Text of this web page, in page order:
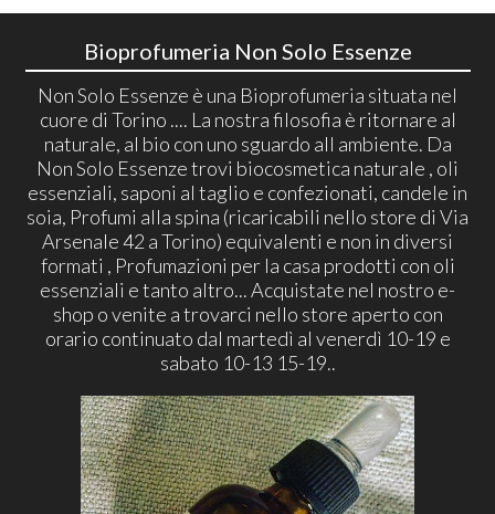
Bioprofumeria Non Solo Essenze
Non Solo Essenze è una Bioprofumeria situata nel
cuore di Torino .... La nostra filosofia è ritornare al
naturale, al bio con uno sguardo all ambiente. Da
Non Solo Essenze trovi biocosmetica naturale , oli
essenziali, saponi al taglio e confezionati, candele in
soia, Profumi alla spina (ricaricabili nello store di Via
Arsenale 42 a Torino) equivalenti e non in diversi
formati , Profumazioni per la casa prodotti con oli
essenziali e tanto altro... Acquistate nel nostro e-
shop o venite a trovarci nello store aperto con
orario continuato dal martedì al venerdì 10-19 e
sabato 10-13 15-19..